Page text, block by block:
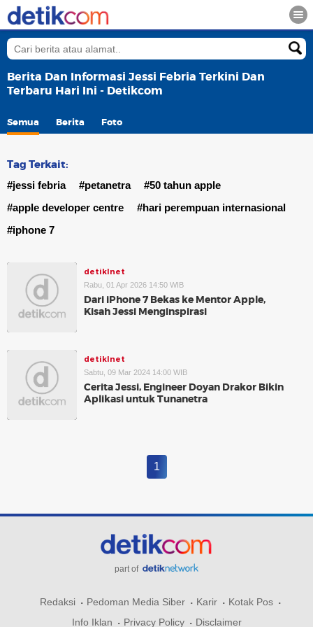
Berita Dan Informasi Jessi Febria Terkini Dan
Terbaru Hari Ini - Detikcom
Semua Berita Foto
Tag Terkait:
#jessi febria #petanetra
#50 tahun apple
#apple developer centre
#hari perempuan internasional
#iphone 7
detikInet
Rabu, 01 Apr 2026 14:50 WIB
Dari iPhone 7 Bekas ke Mentor Apple,
Kisah Jessi Menginspirasi
detikInet
Sabtu, 09 Mar 2024 14:00 WIB
Cerita Jessi, Engineer Doyan Drakor Bikin
Aplikasi untuk Tunanetra
1
part of
Redaksi Pedoman Media Siber Karir
Kotak Pos
Info Iklan
Privacy Policy Disclaimer